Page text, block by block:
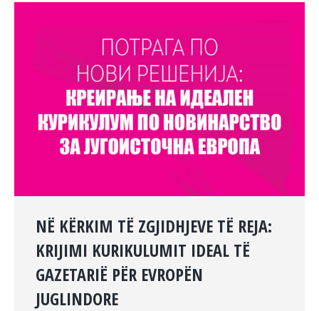
NË KËRKIM TË ZGJIDHJEVE TË REJA:
KRIJIMI KURIKULUMIT IDEAL TË
GAZETARIË PËR EVROPËN
JUGLINDORE